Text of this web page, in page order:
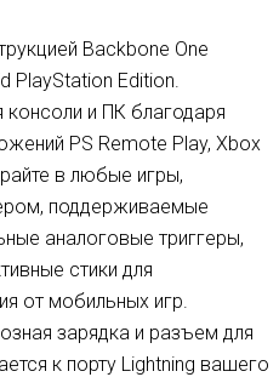
Backbone One
PlayStation Edition.
консоли и ПК благодаря
PS Remote Play, Xbox
в любые игры,
поддерживаемые
аналоговые триггеры,
стики для
от мобильных игр.
зарядка и разъем для
к порту Lightning вашего